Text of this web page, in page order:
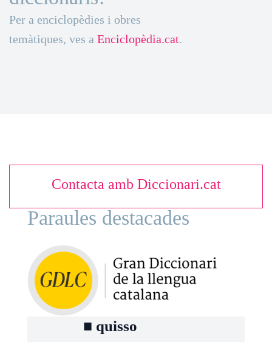
Per a enciclopèdies i obres
temàtiques, ves a Enciclopèdia.cat.
Contacta amb Diccionari.cat
Paraules destacades
■ quisso